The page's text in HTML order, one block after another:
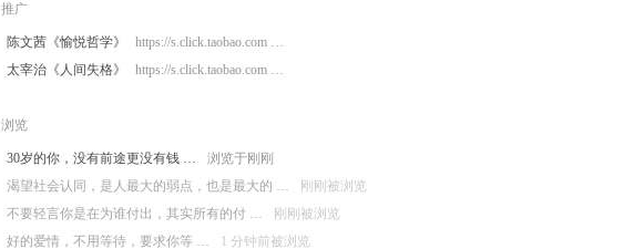
推广
陈文茜《愉悦哲学》
https://s.click.taobao.com …
太宰治《人间失格》
https://s.click.taobao.com …
浏览
30岁的你，没有前途更没有钱 …
浏览于刚刚
渴望社会认同，是人最大的弱点，也是最大的 …
刚刚被浏览
不要轻言你是在为谁付出，其实所有的付 …
刚刚被浏览
好的爱情，不用等待，要求你等 …
1 分钟前被浏览